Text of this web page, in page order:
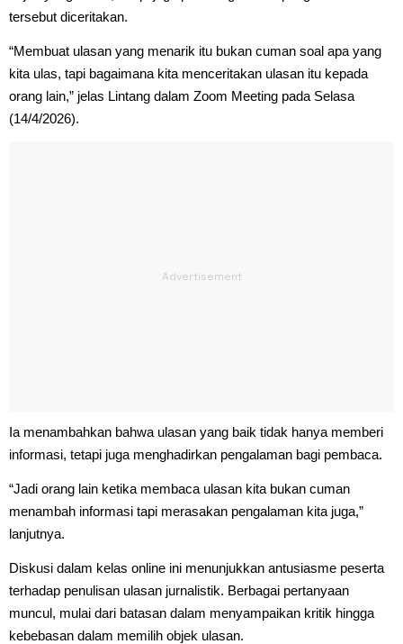
tersebut diceritakan.
“Membuat ulasan yang menarik itu bukan cuman soal apa yang
kita ulas, tapi bagaimana kita menceritakan ulasan itu kepada
orang lain,” jelas Lintang dalam Zoom Meeting pada Selasa
(14/4/2026).
Ia menambahkan bahwa ulasan yang baik tidak hanya memberi
informasi, tetapi juga menghadirkan pengalaman bagi pembaca.
“Jadi orang lain ketika membaca ulasan kita bukan cuman
menambah informasi tapi merasakan pengalaman kita juga,”
lanjutnya.
Diskusi dalam kelas online ini menunjukkan antusiasme peserta
terhadap penulisan ulasan jurnalistik. Berbagai pertanyaan
muncul, mulai dari batasan dalam menyampaikan kritik hingga
kebebasan dalam memilih objek ulasan.